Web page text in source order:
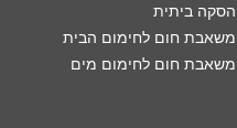
הסקה ביתית
משאבת חום לחימום הבית
משאבת חום לחימום מים